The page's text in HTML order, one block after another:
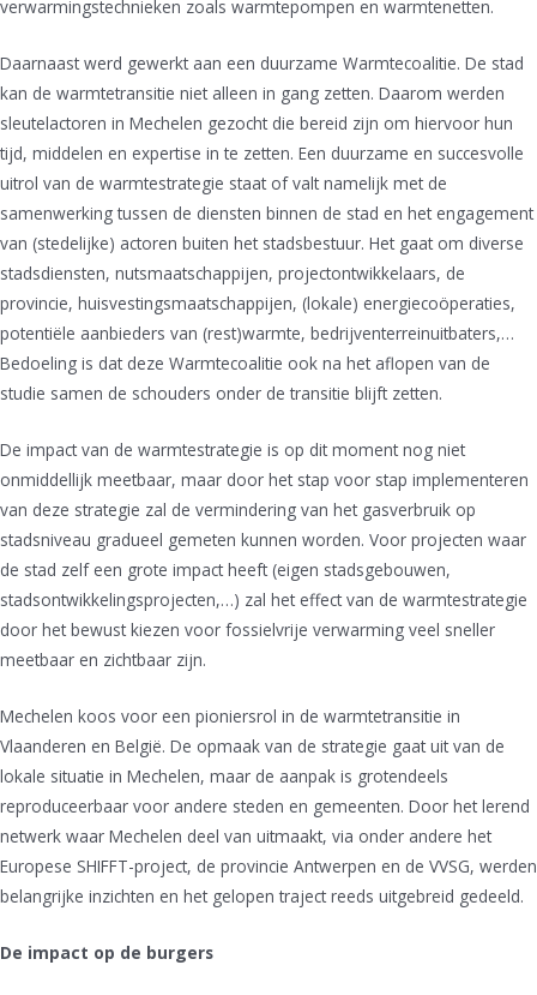
verwarmingstechnieken zoals warmtepompen en warmtenetten.
Daarnaast werd gewerkt aan een duurzame Warmtecoalitie. De stad
kan de warmtetransitie niet alleen in gang zetten. Daarom werden
sleutelactoren in Mechelen gezocht die bereid zijn om hiervoor hun
tijd, middelen en expertise in te zetten. Een duurzame en succesvolle
uitrol van de warmtestrategie staat of valt namelijk met de
samenwerking tussen de diensten binnen de stad en het engagement
van (stedelijke) actoren buiten het stadsbestuur. Het gaat om diverse
stadsdiensten, nutsmaatschappijen, projectontwikkelaars, de
provincie, huisvestingsmaatschappijen, (lokale) energiecoöperaties,
potentiële aanbieders van (rest)warmte, bedrijventerreinuitbaters,…
Bedoeling is dat deze Warmtecoalitie ook na het aflopen van de
studie samen de schouders onder de transitie blijft zetten.
De impact van de warmtestrategie is op dit moment nog niet
onmiddellijk meetbaar, maar door het stap voor stap implementeren
van deze strategie zal de vermindering van het gasverbruik op
stadsniveau gradueel gemeten kunnen worden. Voor projecten waar
de stad zelf een grote impact heeft (eigen stadsgebouwen,
stadsontwikkelingsprojecten,…) zal het effect van de warmtestrategie
door het bewust kiezen voor fossielvrije verwarming veel sneller
meetbaar en zichtbaar zijn.
Mechelen koos voor een pioniersrol in de warmtetransitie in
Vlaanderen en België. De opmaak van de strategie gaat uit van de
lokale situatie in Mechelen, maar de aanpak is grotendeels
reproduceerbaar voor andere steden en gemeenten. Door het lerend
netwerk waar Mechelen deel van uitmaakt, via onder andere het
Europese SHIFFT-project, de provincie Antwerpen en de VVSG, werden
belangrijke inzichten en het gelopen traject reeds uitgebreid gedeeld.
De impact op de burgers